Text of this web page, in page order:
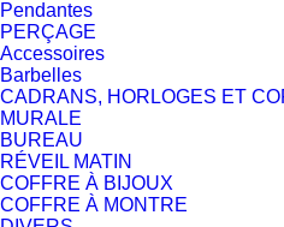
Pendantes
PERÇAGE
Accessoires
Barbelles
CADRANS, HORLOGES ET
MURALE
BUREAU
RÉVEIL MATIN
COFFRE À BIJOUX
COFFRE À MONTRE